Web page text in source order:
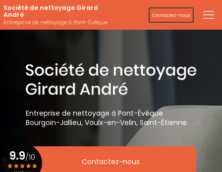
Aller
au
contenu
principal
Société de nettoyage Girard
André
Entreprise de nettoyage à Pont-Évêque
Contactez-nous
Entreprise de nettoyage à Pont-Évêque
Bourgoin-Jallieu, Vaulx-en-Velin, Saint-Étienne
Contactez-nous
9.9/10